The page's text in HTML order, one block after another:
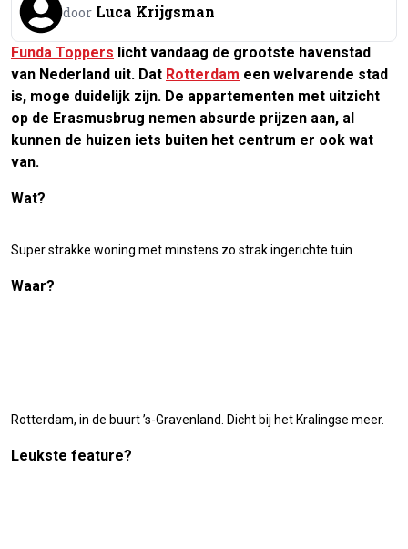
door Luca Krijgsman
Funda Toppers licht vandaag de grootste havenstad
van Nederland uit. Dat Rotterdam een welvarende stad
is, moge duidelijk zijn. De appartementen met uitzicht
op de Erasmusbrug nemen absurde prijzen aan, al
kunnen de huizen iets buiten het centrum er ook wat
van.
Wat?
Super strakke woning met minstens zo strak ingerichte tuin
Waar?
Rotterdam, in de buurt ’s-Gravenland. Dicht bij het Kralingse meer.
Leukste feature?